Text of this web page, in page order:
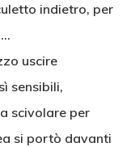
indietro, per
uscire
sensibili,
scivolare per
si portò davanti